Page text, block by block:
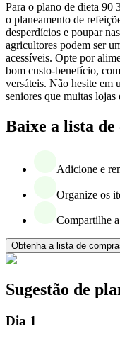
Para o plano de dieta 90
o planeamento de
desperdícios e poupar
agricultores podem ser
acessíveis. Opte por
bom custo-benefício,
versáteis. Não hesite em
seniores que muitas lojas
Baixe a lista
Adicione e
Organize os
Compartilhe
Obtenha a lista de
Sugestão de
Dia 1